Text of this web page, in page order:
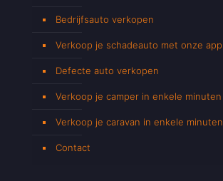
Bedrijfsauto verkopen
Verkoop je schadeauto met onze app
Defecte auto verkopen
Verkoop je camper in enkele minuten
Verkoop je caravan in enkele minuten
Contact